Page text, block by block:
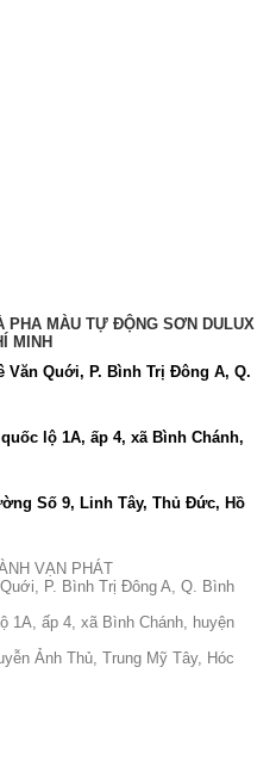
PHA MÀU TỰ ĐỘNG SƠN DULUX
MINH
Văn Quới, P. Bình Trị Đông A, Q.
lộ 1A, ấp 4, xã Bình Chánh,
Số 9, Linh Tây, Thủ Đức, Hồ
VẠN PHÁT
P. Bình Trị Đông A, Q. Bình
1A, ấp 4, xã Bình Chánh, huyện
Ảnh Thủ, Trung Mỹ Tây, Hóc